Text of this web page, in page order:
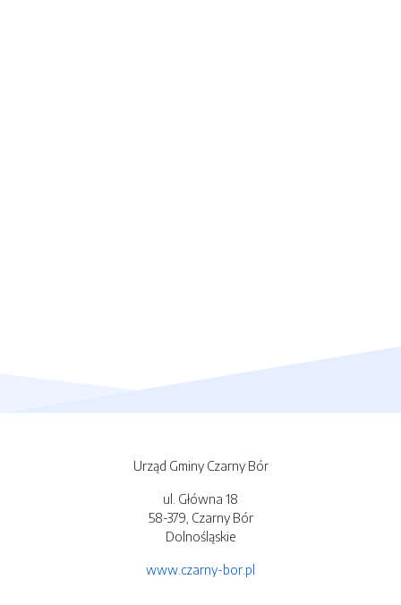
Urząd Gminy Czarny Bór
ul. Główna 18
58-379, Czarny Bór
Dolnośląskie
www.czarny-bor.pl